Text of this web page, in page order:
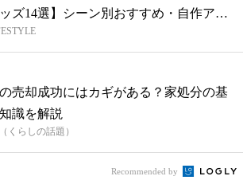
ズ14選】シーン別おすすめ・自作アイ
売却成功にはカギがある？家処分の基
識を解説
くらしの話題）
Recommended by